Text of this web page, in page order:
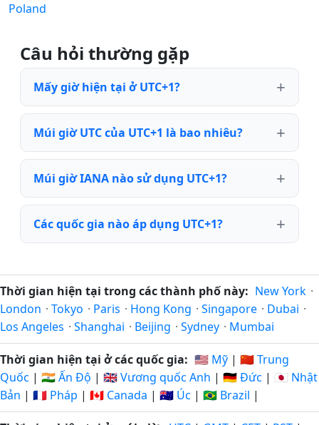
Poland
Câu hỏi thường gặp
Mấy giờ hiện tại ở UTC+1?
Múi giờ UTC của UTC+1 là bao nhiêu?
Múi giờ IANA nào sử dụng UTC+1?
Các quốc gia nào áp dụng UTC+1?
Thời gian hiện tại trong các thành phố này: New York ·
London · Tokyo · Paris · Hong Kong · Singapore · Dubai ·
Los Angeles · Shanghai · Beijing · Sydney · Mumbai
Thời gian hiện tại ở các quốc gia: 🇺🇸 Mỹ | 🇨🇳 Trung
Quốc | 🇮🇳 Ấn Độ | 🇬🇧 Vương quốc Anh | 🇩🇪 Đức | 🇯🇵 Nhật
Bản | 🇫🇷 Pháp | 🇨🇦 Canada | 🇦🇺 Úc | 🇧🇷 Brazil |